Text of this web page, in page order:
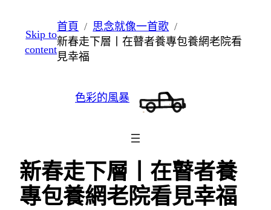
至
主
Skip to
content
首頁
思念就像一首歌
新春走下層丨在瞽者養專包養網老院看
見幸福
色彩的風暴
新春走下層丨在瞽者養
專包養網老院看見幸福